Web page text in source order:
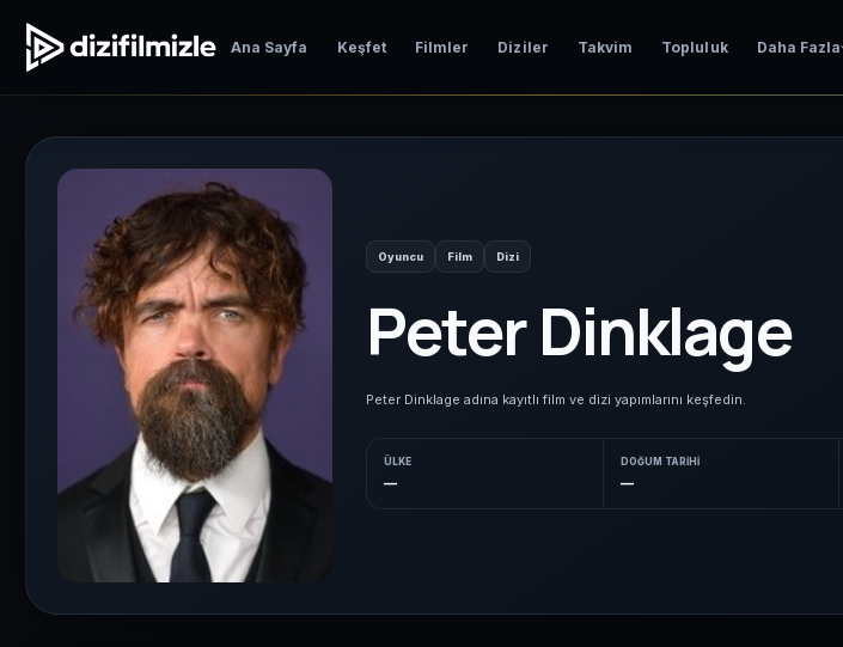
Ana Sayfa Keşfet Filmler Diziler Takvim Topluluk Daha Fazla
Oyuncu Film Dizi
Peter Dinklage
Peter Dinklage adına kayıtlı film ve dizi yapımlarını keşfedin.
ÜLKE
—
DOĞUM TARIHI
—